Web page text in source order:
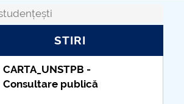
Poli Auto Fest
STIRI
Taxe de școlarizare
indexate – Centrul